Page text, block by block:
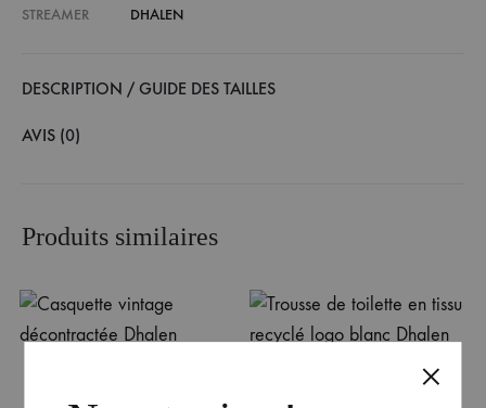
STREAMER
DHALEN
DESCRIPTION / GUIDE DES TAILLES
AVIS (0)
Produits similaires
Trousse de toilette en tissu